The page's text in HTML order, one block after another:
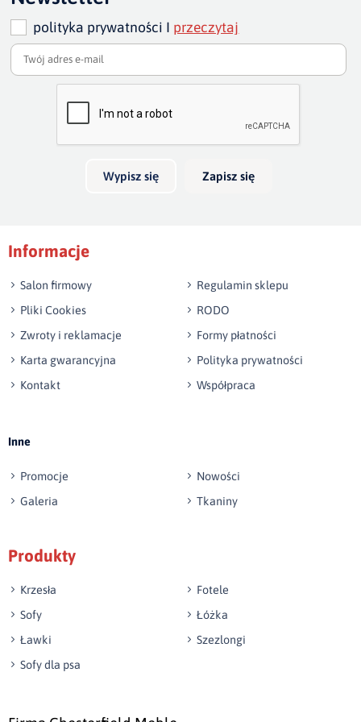
wysokość sofy:80 cm/ w najwyższym punkcie 87-88
szerokość całkowita sofy :
Dodaj opinię o produkcie
Twoja ocena
Bardzo dobry
Twoja opinia o produkcie
Wyślij opinię
polityka prywatności I przeczytaj
Wypisz się Zapisz się
Informacje
Salon firmowy
Regulamin sklepu
Pliki Cookies
RODO
Zwroty i reklamacje
Formy płatności
Karta gwarancyjna
Polityka prywatności
Kontakt
Współpraca
Inne
Promocje
Nowości
Galeria
Tkaniny
Produkty
Krzesła
Fotele
Sofy
Łóżka
Ławki
Szezlongi
Sofy dla psa